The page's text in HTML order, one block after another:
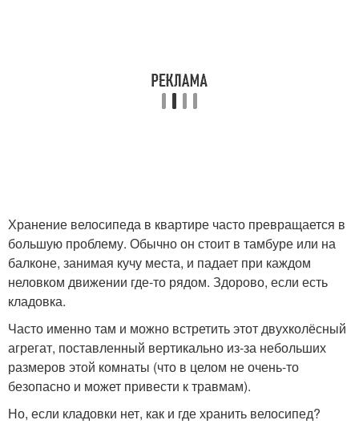
Хранение велосипеда в квартире часто превращается в
большую проблему. Обычно он стоит в тамбуре или на
балконе, занимая кучу места, и падает при каждом
неловком движении где-то рядом. Здорово, если есть
кладовка.
Часто именно там и можно встретить этот двухколёсный
агрегат, поставленный вертикально из-за небольших
размеров этой комнаты (что в целом не очень-то
безопасно и может привести к травмам).
Но, если кладовки нет, как и где хранить велосипед?